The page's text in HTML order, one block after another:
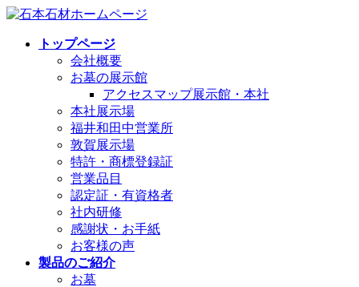
コ
ナ
トップページ
会社概要
お墓の展示館
アクセスマップ展示館・本社
本社展示場
福井和田中営業所
敦賀展示場
特許・商標登録証
営業品目
認定証・有資格者
社内研修
感謝状・お手紙
お客様の声
製品のご紹介
お墓